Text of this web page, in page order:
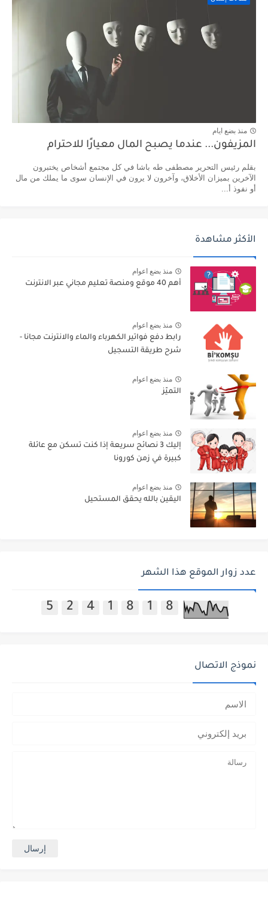
منذ بضع ايام
المزيفون... عندما يصبح المال معيارًا للاحترام
بقلم رئيس التحرير مصطفى طه باشا في كل مجتمع أشخاص يختبرون
الآخرين بميزان الأخلاق، وآخرون لا يرون في الإنسان سوى ما يملك من مال
أو نفوذ أ...
الأكثر مشاهدة
منذ بضع اعوام
أهم 40 موقع ومنصة تعليم مجاني عبر الانترنت
منذ بضع اعوام
رابط دفع فواتير الكهرباء والماء والانترنت مجانا -
شرح طريقة التسجيل
منذ بضع اعوام
التميّز
منذ بضع اعوام
إليك 3 نصائح سريعة إذا كنت تسكن مع عائلة
كبيرة في زمن كورونا
منذ بضع اعوام
اليقين بالله يحقق المستحيل
عدد زوار الموقع هذا الشهر
5 2 4 1 8 1 8
نموذج الاتصال